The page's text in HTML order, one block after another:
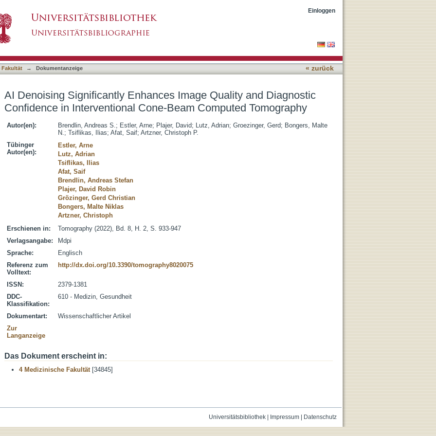
Image Quality and Diagnostic Confidence in Interventional
Einloggen
Fakultät → Dokumentanzeige « zurück
AI Denoising Significantly Enhances Image Quality and Diagnostic
Confidence in Interventional Cone-Beam Computed Tomography
Autor(en): Brendlin, Andreas S.; Estler, Arne; Plajer, David; Lutz, Adrian; Groezinger, Gerd; Bongers, Malte
N.; Tsiflikas, Ilias; Afat, Saif; Artzner, Christoph P.
Tübinger
Autor(en):
Estler, Arne
Lutz, Adrian
Tsiflikas, Ilias
Afat, Saif
Brendlin, Andreas Stefan
Plajer, David Robin
Grözinger, Gerd Christian
Bongers, Malte Niklas
Artzner, Christoph
Erschienen in:
Tomography (2022), Bd. 8, H. 2, S. 933-947
Verlagsangabe:
Mdpi
Sprache:
Englisch
Referenz zum
Volltext:
http://dx.doi.org/10.3390/tomography8020075
ISSN:
2379-1381
DDC-
Klassifikation:
610 - Medizin, Gesundheit
Dokumentart:
Wissenschaftlicher Artikel
Zur
Langanzeige
Das Dokument erscheint in:
4 Medizinische Fakultät[34845]
Universitätsbibliothek| Impressum| Datenschutz